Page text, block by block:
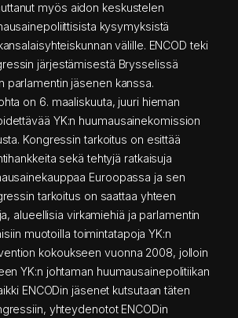
myös aidon keskustelen
kysymyksistä
välille. ENCOD teki
järjestämisestä Brysselissä
parlamentin jäsenen kanssa.
on 6. maaliskuuta, juuri hieman
YK:n huumausainekomission
Kongressin tarkoitus on esittää
sekä tehtyjä ratkaisuja
Euroopassa ja sen
tarkoitus on saattaa yhteen
alueellisia virkamiehiä ja parlamentin
muotoilla toimintatapoja YK:n
kokoukseen vuonna 2008, jolloin
YK:n johtaman huumausainepolitiikan
ENCODin jäsenet kutsutaan täten
yhteydenotot ENCODin